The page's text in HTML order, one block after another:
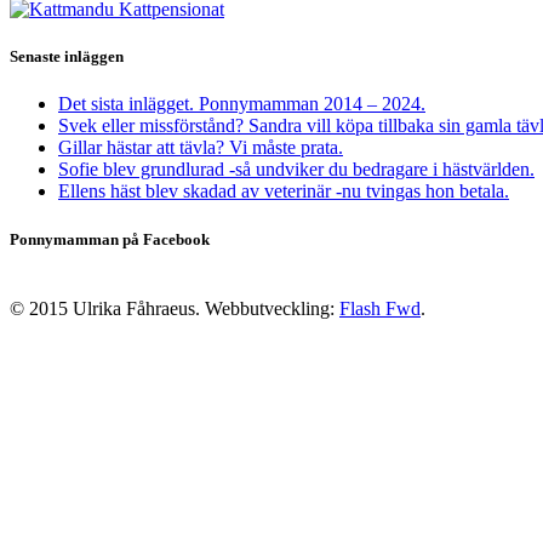
Senaste inläggen
Det sista inlägget. Ponnymamman 2014 – 2024.
Svek eller missförstånd? Sandra vill köpa tillbaka sin gamla
Gillar hästar att tävla? Vi måste prata.
Sofie blev grundlurad -så undviker du bedragare i hästvärlden.
Ellens häst blev skadad av veterinär -nu tvingas hon betala.
Ponnymamman på Facebook
© 2015 Ulrika Fåhraeus. Webbutveckling: Flash Fwd.